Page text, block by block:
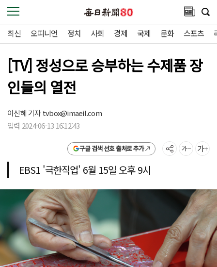
최신 오피니언 정치 사회 경제 국제 문화 스포츠
[TV] 정성으로 승부하는 수제품 장
인들의 열전
이신혜 기자tvbox@imaeil.com
입력 2024-06-13 16:12:43
구글 검색 선호 출처로 추가
EBS1 '극한직업' 6월 15일 오후 9시